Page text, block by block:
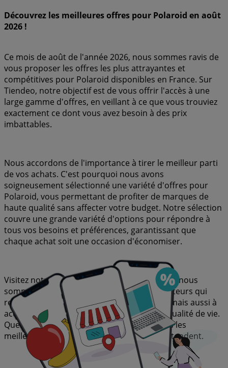
Découvrez les meilleures offres pour Polaroid en août
2026 !
Ce mois de août de l'année 2026, nous sommes ravis de
vous proposer les offres les plus attrayantes et
compétitives pour Polaroid disponibles en France. Sur
Tiendeo, notre objectif est de vous offrir l'accès à une
large gamme d'offres, en veillant à ce que vous trouviez
exactement ce dont vous avez besoin à des prix
imbattables.
Nous accordons de l'importance à tirer le meilleur parti
de vos achats. C'est pourquoi nous avons
soigneusement sélectionné une variété d'offres pour
Polaroid, vous permettant de profiter de marques de
haute qualité sans affecter votre budget. Notre sélection
couvre une grande variété d'options pour répondre à
tous vos besoins et préférences, garantissant que
chaque achat soit une occasion d'économiser.
Visitez notre site Web et découvrez pourquoi nous
sommes le choix préféré de milliers d'utilisateurs qui
recherchent non seulement à économiser, mais aussi à
acquérir des marques qui améliorent leur qualité de vie.
Quelle que soit votre recherche, nous avons les
meilleures offres et promotions qui vous attendent.